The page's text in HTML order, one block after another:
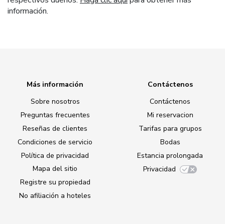
información.
Más información
Sobre nosotros
Preguntas frecuentes
Reseñas de clientes
Condiciones de servicio
Política de privacidad
Mapa del sitio
Registre su propiedad
No afiliación a hoteles
Contáctenos
Contáctenos
Mi reservacion
Tarifas para grupos
Bodas
Estancia prolongada
Privacidad